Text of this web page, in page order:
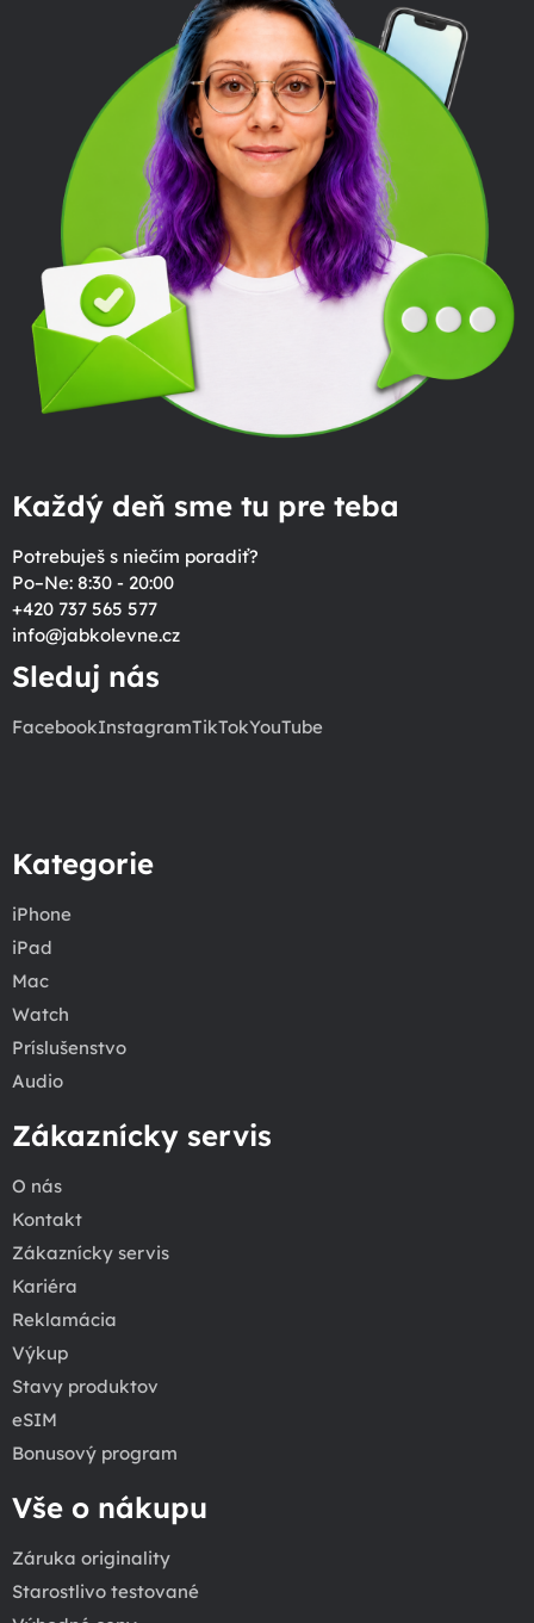
Každý deň sme tu pre teba
Potrebuješ s niečím poradiť?
Po–Ne: 8:30 - 20:00
+420 737 565 577
info@jabkolevne.cz
Sleduj nás
FacebookInstagramTikTokYouTube
Kategorie
iPhone
iPad
Mac
Watch
Príslušenstvo
Audio
Zákaznícky servis
O nás
Kontakt
Zákaznícky servis
Kariéra
Reklamácia
Výkup
Stavy produktov
eSIM
Bonusový program
Vše o nákupu
Záruka originality
Starostlivo testované